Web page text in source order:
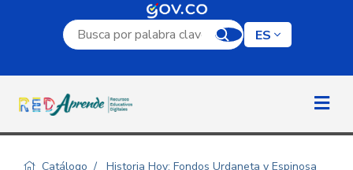
Campo de búsqueda por palabra clave
ES
Catálogo
Historia Hoy: Fondos Urdaneta y Espinosa